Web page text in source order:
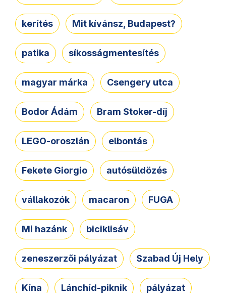
kerítés Mit kívánsz, Budapest?
patika síkosságmentesítés
magyar márka Csengery utca
Bodor Ádám Bram Stoker-díj
LEGO-oroszlán elbontás
Fekete Giorgio autósüldözés
vállakozók macaron FUGA
Mi hazánk biciklisáv
zeneszerzői pályázat Szabad Új Hely
Kína Lánchíd-piknik pályázat